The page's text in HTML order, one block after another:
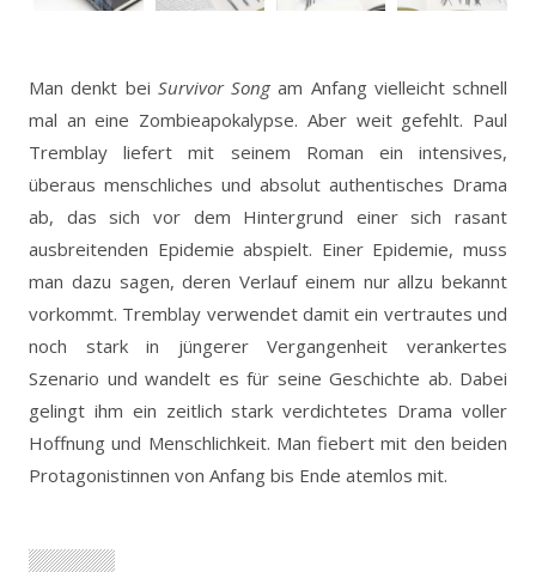
Man denkt bei Survivor Songam Anfang vielleicht schnell
mal an eine Zombieapokalypse. Aber weit gefehlt. Paul
Tremblay liefert mit seinem Roman ein intensives,
überaus menschliches und absolut authentisches Drama
ab, das sich vor dem Hintergrund einer sich rasant
ausbreitenden Epidemie abspielt. Einer Epidemie, muss
man dazu sagen, deren Verlauf einem nur allzu bekannt
vorkommt. Tremblay verwendet damit ein vertrautes und
noch stark in jüngerer Vergangenheit verankertes
Szenario und wandelt es für seine Geschichte ab. Dabei
gelingt ihm ein zeitlich stark verdichtetes Drama voller
Hoffnung und Menschlichkeit. Man fiebert mit den beiden
Protagonistinnen von Anfang bis Ende atemlos mit.